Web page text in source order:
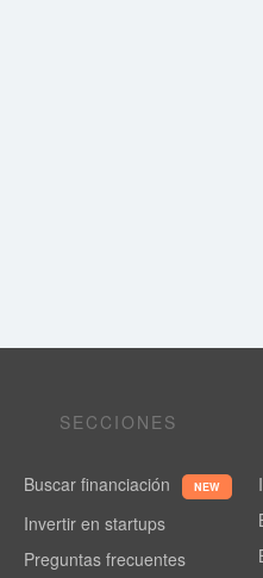
SECCIONES
Buscar financiación NEW
Invertir en startups
Preguntas frecuentes